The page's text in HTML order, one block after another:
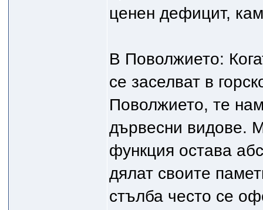
ценен дефицит,
В Поволжието:
се заселват в
Поволжието, те
дървесни видове.
функция остава
дялат своите
стълба често се